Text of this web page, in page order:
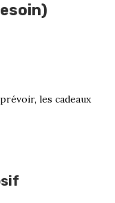
les cadeaux